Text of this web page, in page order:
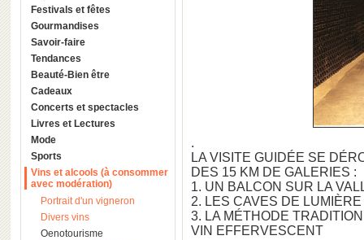
Festivals et fêtes
Gourmandises
Savoir-faire
Tendances
Beauté-Bien être
Cadeaux
Concerts et spectacles
Livres et Lectures
Mode
Sports
Vins et alcools (à consommer
avec modération)
Portrait d'un vigneron
Divers vins
Oenotourisme
.
LA VISITE GUIDÉE SE
DES 15 KM DE GALERIES :
1. UN BALCON SUR LA
2. LES CAVES DE LUMIÈRE
3. LA MÉTHODE
VIN EFFERVESCENT